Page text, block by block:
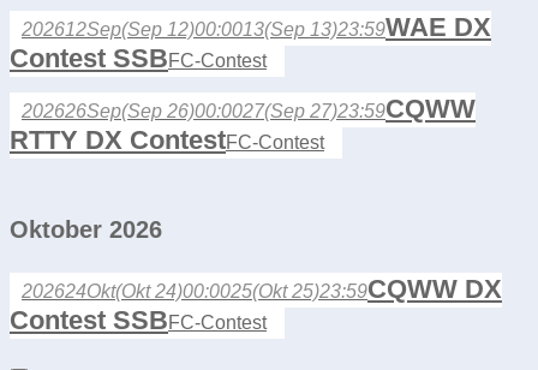
202612Sep(Sep 12)00:0013(Sep 13)23:59WAE DX
Contest SSBFC-Contest
202626Sep(Sep 26)00:0027(Sep 27)23:59CQWW
RTTY DX ContestFC-Contest
Oktober 2026
202624Okt(Okt 24)00:0025(Okt 25)23:59CQWW DX
Contest SSBFC-Contest